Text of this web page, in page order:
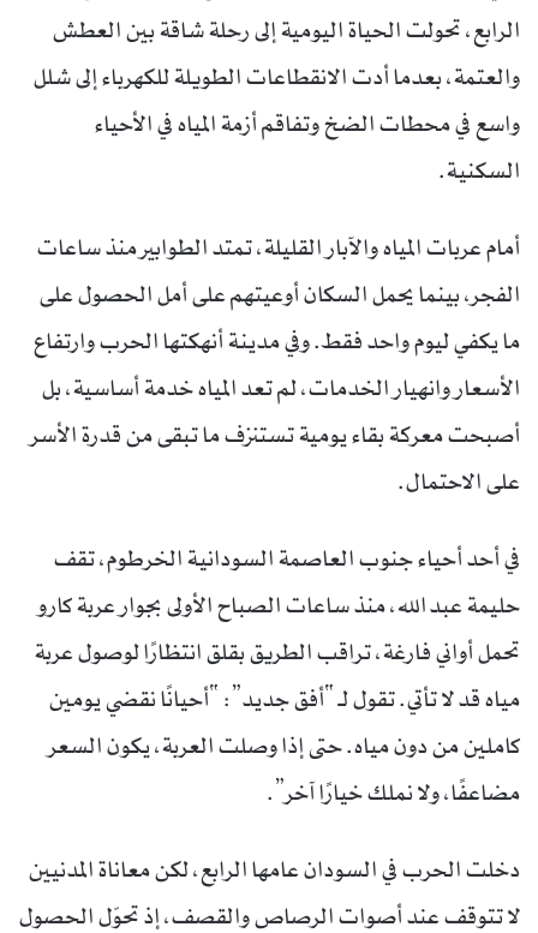
الرابع، تحولت الحياة اليومية إلى رحلة شاقة بين العطش
والعتمة، بعدما أدت الانقطاعات الطويلة للكهرباء إلى شلل
واسع في محطات الضخ وتفاقم أزمة المياه في الأحياء
السكنية.
أمام عربات المياه والآبار القليلة، تمتد الطوابير منذ ساعات
الفجر، بينما يحمل السكان أوعيتهم على أمل الحصول على
ما يكفي ليوم واحد فقط. وفي مدينة أنهكتها الحرب وارتفاع
الأسعار وانهيار الخدمات، لم تعد المياه خدمة أساسية، بل
أصبحت معركة بقاء يومية تستنزف ما تبقى من قدرة الأسر
على الاحتمال.
في أحد أحياء جنوب العاصمة السودانية الخرطوم، تقف
حليمة عبد الله، منذ ساعات الصباح الأولى بجوار عربة كارو
تحمل أواني فارغة، تراقب الطريق بقلق انتظارًا لوصول عربة
مياه قد لا تأتي. تقول لـ “أفق جديد”: “أحيانًا نقضي يومين
كاملين من دون مياه. حتى إذا وصلت العربة، يكون السعر
مضاعفًا، ولا نملك خيارًا آخر”.
دخلت الحرب في السودان عامها الرابع، لكن معاناة المدنيين
لا تتوقف عند أصوات الرصاص والقصف، إذ تحوّل الحصول